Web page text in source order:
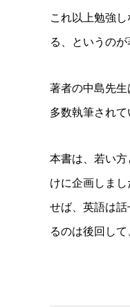
これ以上勉強
る、というの
著者の中島先
多数執筆されて
本書は、若い
けに企画しま
せば、英語は
るのは後回し